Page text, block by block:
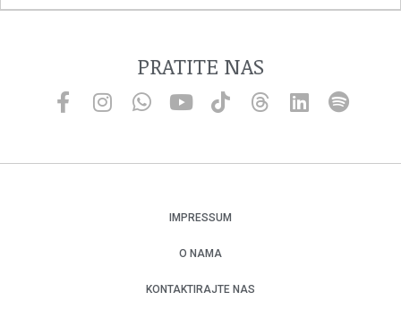
PRATITE NAS
IMPRESSUM
O NAMA
KONTAKTIRAJTE NAS